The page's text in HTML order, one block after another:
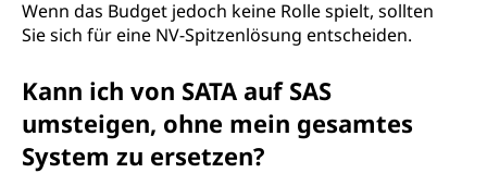
Wenn das Budget jedoch keine Rolle spielt, sollten
Sie sich für eine NV-Spitzenlösung entscheiden.
Kann ich von SATA auf SAS
umsteigen, ohne mein gesamtes
System zu ersetzen?